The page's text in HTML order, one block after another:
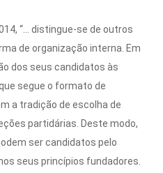
“… distingue-se de outros
de organização interna. Em
dos seus candidatos às
segue o formato de
a tradição de escolha de
partidárias. Deste modo,
ser candidatos pelo
seus princípios fundadores.